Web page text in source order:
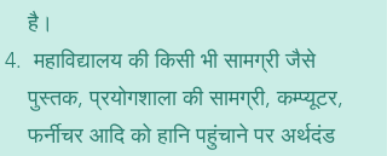
है।
महाविद्यालय की किसी भी सामग्री जैसे
पुस्तक, प्रयोगशाला की सामग्री, कम्प्यूटर,
फर्नीचर आदि को हानि पहुंचाने पर अर्थदंड